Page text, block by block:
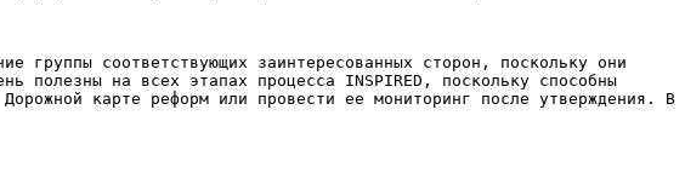
группы соответствующих заинтересованных сторон, поскольку они
полезны на всех этапах процесса INSPIRED, поскольку способны
карте реформ или провести ее мониторинг после утверждения. В